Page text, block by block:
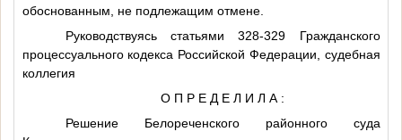
обоснованным, не подлежащим отмене.
Руководствуясь статьями 328-329 Гражданского
процессуального кодекса Российской Федерации, судебная
коллегия
О П Р Е Д Е Л И Л А :
Решение Белореченского районного суда